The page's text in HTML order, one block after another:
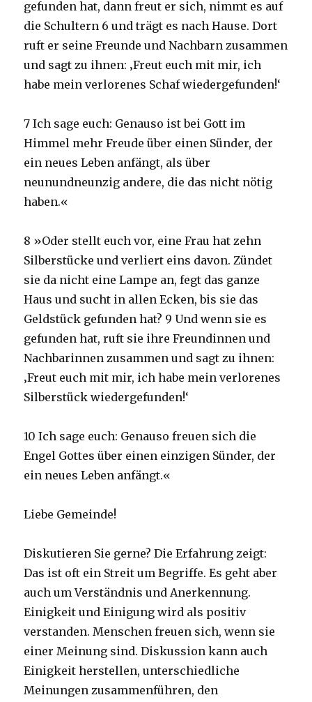
gefunden hat, dann freut er sich, nimmt es auf
die Schultern 6 und trägt es nach Hause. Dort
ruft er seine Freunde und Nachbarn zusammen
und sagt zu ihnen: ‚Freut euch mit mir, ich
habe mein verlorenes Schaf wiedergefunden!‘
7 Ich sage euch: Genauso ist bei Gott im
Himmel mehr Freude über einen Sünder, der
ein neues Leben anfängt, als über
neunundneunzig andere, die das nicht nötig
haben.«
8 »Oder stellt euch vor, eine Frau hat zehn
Silberstücke und verliert eins davon. Zündet
sie da nicht eine Lampe an, fegt das ganze
Haus und sucht in allen Ecken, bis sie das
Geldstück gefunden hat? 9 Und wenn sie es
gefunden hat, ruft sie ihre Freundinnen und
Nachbarinnen zusammen und sagt zu ihnen:
‚Freut euch mit mir, ich habe mein verlorenes
Silberstück wiedergefunden!‘
10 Ich sage euch: Genauso freuen sich die
Engel Gottes über einen einzigen Sünder, der
ein neues Leben anfängt.«
Liebe Gemeinde!
Diskutieren Sie gerne? Die Erfahrung zeigt:
Das ist oft ein Streit um Begriffe. Es geht aber
auch um Verständnis und Anerkennung.
Einigkeit und Einigung wird als positiv
verstanden. Menschen freuen sich, wenn sie
einer Meinung sind. Diskussion kann auch
Einigkeit herstellen, unterschiedliche
Meinungen zusammenführen, den